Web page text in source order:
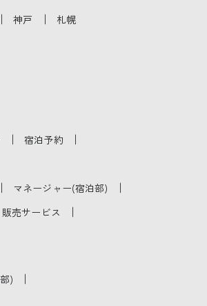
｜ 神戸 ｜
札幌
｜ 宿泊予約 ｜
｜ マネージャー(宿泊部) ｜
販売サービス ｜
) ｜